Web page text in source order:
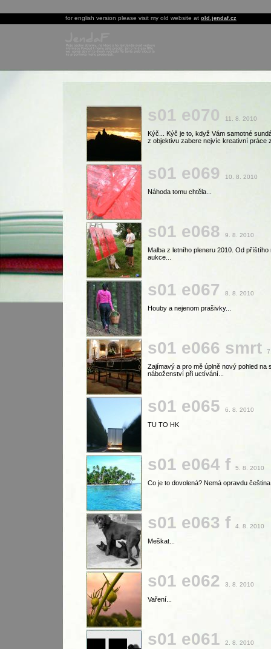
for english version please visit my old website at old.jendaf.cz
s01 e070 11. 8. 2010
Kýč... Kýč je to, když Vám samotné
z objektivu zabere nejvíc kreativní práce
s01 e069 10. 8. 2010
Náhoda tomu chtěla...
s01 e068 9. 8. 2010
Malba z letního pleneru 2010. Od příštího
aukce...
s01 e067 8. 8. 2010
Houby a nejenom prašivky...
s01 e066 smrt
Zajímavý a pro mě úplně nový pohled na
náboženství při uctívání...
s01 e065 6. 8. 2010
TU TO HK
s01 e064 f 5. 8. 2010
Co je to dovolená? Nemá opravdu
s01 e063 f 4. 8. 2010
Meškat...
s01 e062 3. 8. 2010
Vaření...
s01 e061 2. 8. 2010